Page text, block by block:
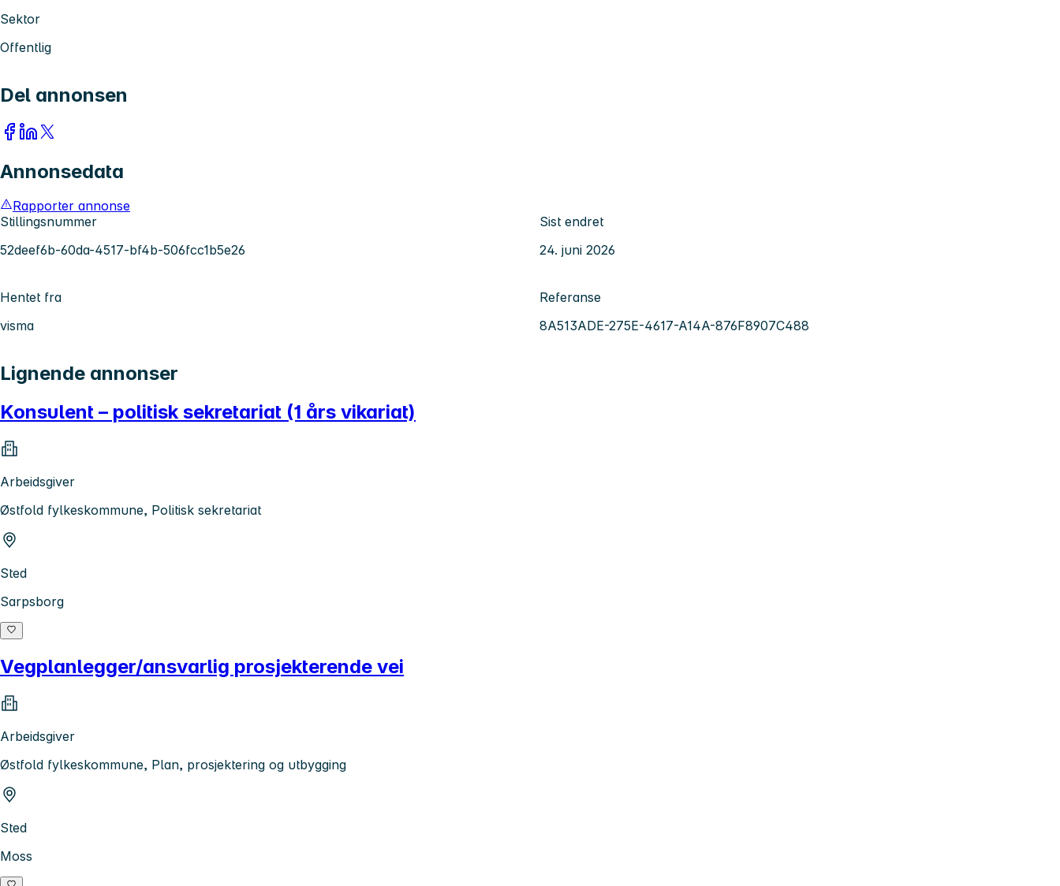
Sektor
Offentlig
Del annonsen
Annonsedata
Rapporter annonse
Stillingsnummer
52deef6b-60da-4517-bf4b-506fcc1b5e26
Sist endret
24. juni 2026
Hentet fra
visma
Referanse
8A513ADE-275E-4617-A14A-876F8907C488
Lignende annonser
Konsulent – politisk sekretariat (1 års vikariat)
Arbeidsgiver
Østfold fylkeskommune, Politisk sekretariat
Sted
Sarpsborg
Vegplanlegger/ansvarlig prosjekterende vei
Arbeidsgiver
Østfold fylkeskommune, Plan, prosjektering og utbygging
Sted
Moss